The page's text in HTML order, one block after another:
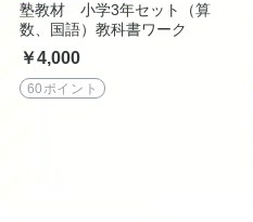
塾教材 小学3年セット（算
数、国語）教科書ワーク
￥4,000
60ポイント